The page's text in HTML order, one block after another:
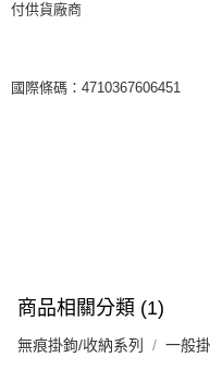
付供貨廠商
國際條碼：4710367606451
商品相關分類 (1)
無痕掛鉤/收納系列 一般